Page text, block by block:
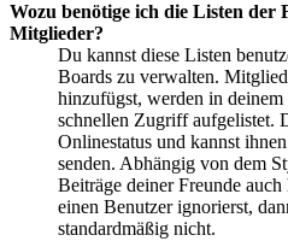
Wozu benötige ich die Listen der
Mitglieder?
Du kannst diese Listen
Boards zu verwalten.
hinzufügst, werden in
schnellen Zugriff aufgelistet.
Onlinestatus und kannst
senden. Abhängig von dem
Beiträge deiner Freunde
einen Benutzer ignorierst,
standardmäßig nicht.